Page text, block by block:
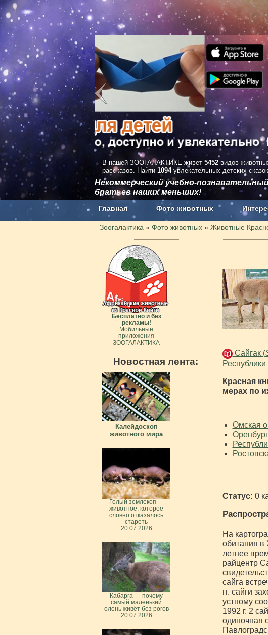
В нашей ЗООГАЛАКТИКЕ живет 5452 видов
рассказов. Найти 1094увлекательных детских
Некоммерческий учебно-
братьев наших меньших!
Главная Фото животных
Наши приложения. Бесплатно и без рекламы
Зоогалактика » Фото животных » Животные
Сайгак (
Красная
мерах по
Омская
Статус: 0
На
обитания в
летнее
райцентр
сайга
гг. сайги
устному
1992 г. 2
одиночная
Бесплатно и без
рекламы!
Мобильные
приложения
ЗООГАЛАКТИКА
Новостная лента:
Калейдоскоп
животного мира
Голый землекоп —
животное, которое
словно отказалось
стареть
20.07.2026
Кабарга — почему
самый маленький
олень живёт без рогов
20.07.2026